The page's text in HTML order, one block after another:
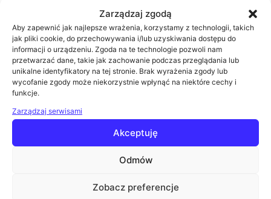
Zarządzaj zgodą
Aby zapewnić jak najlepsze wrażenia, korzystamy z technologii, takich
jak pliki cookie, do przechowywania i/lub uzyskiwania dostępu do
informacji o urządzeniu. Zgoda na te technologie pozwoli nam
przetwarzać dane, takie jak zachowanie podczas przeglądania lub
unikalne identyfikatory na tej stronie. Brak wyrażenia zgody lub
wycofanie zgody może niekorzystnie wpłynąć na niektóre cechy i
funkcje.
Zarządzaj serwisami
Akceptuję
Odmów
Zobacz preferencje
20 marca 2025
09:00Rozpoczęcie konferencji
09:00Nowe dokumenty normalizacyjne w serii EN
50600
Krzysztof Szczygieł (Polski Instytut Data Center)
09:35Rozwiązania HCI - przyszłość centrów danych?
Marcel Guzenda (Grandmetric)
Bezpieczny backup z chmury: alternatywne
Jacek Socha (COIG)